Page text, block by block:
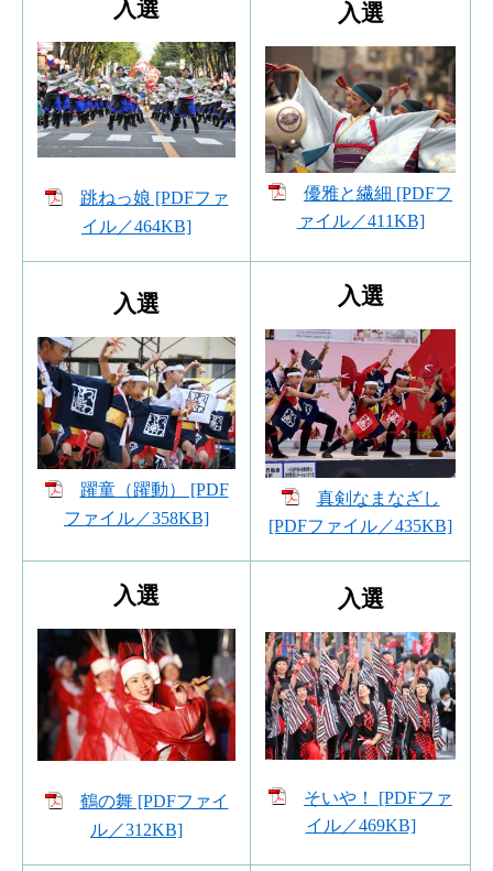
入選
跳ねっ娘 [PDFファ
イル／464KB]
入選
優雅と繊細 [PDFフ
ァイル／411KB]
入選
躍童（躍動） [PDF
ファイル／358KB]
入選
真剣なまなざし
[PDFファイル／435KB]
入選
鶴の舞 [PDFファイ
ル／312KB]
入選
そいや！ [PDFファ
イル／469KB]